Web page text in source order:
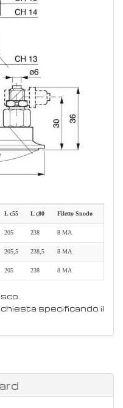
L c55 L c80 Filetto Snodo
205 238 8 MA
205,5 238,5 8 MA
205 238 8 MA
specificando il